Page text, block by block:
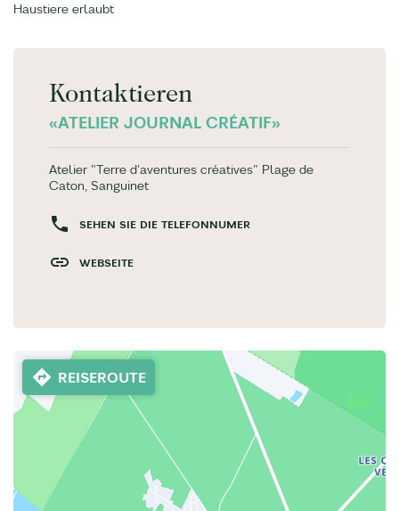
Haustiere erlaubt
Kontaktieren
«ATELIER JOURNAL CRÉATIF»
Atelier "Terre d'aventures créatives" Plage de
Caton, Sanguinet
SEHEN SIE DIE TELEFONNUMER
WEBSEITE
REISEROUTE